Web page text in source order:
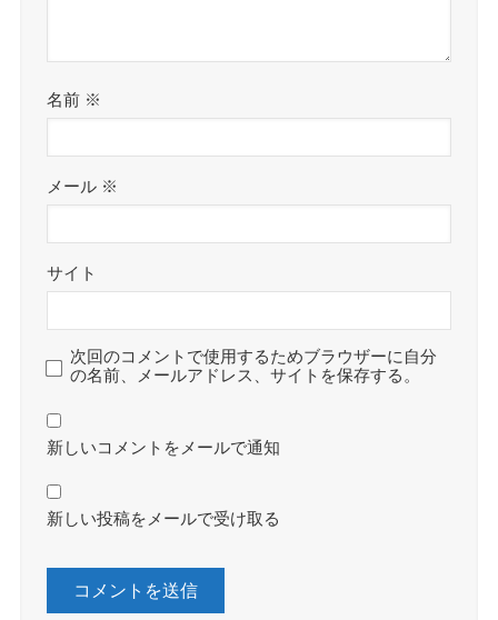
名前 ※
メール ※
サイト
次回のコメントで使用するためブラウザーに自分
の名前、メールアドレス、サイトを保存する。
新しいコメントをメールで通知
新しい投稿をメールで受け取る